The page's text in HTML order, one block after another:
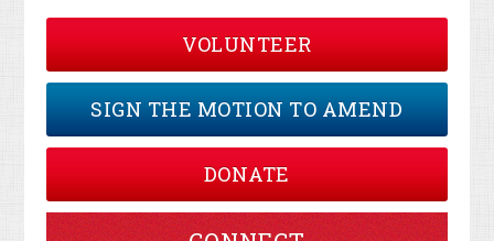
VOLUNTEER
SIGN THE MOTION TO AMEND
DONATE